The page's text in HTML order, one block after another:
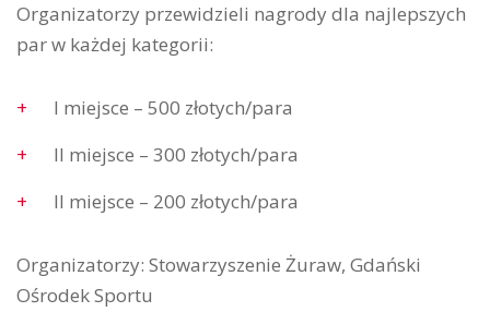
Organizatorzy przewidzieli nagrody dla najlepszych
par w każdej kategorii:
I miejsce – 500 złotych/para
II miejsce – 300 złotych/para
II miejsce – 200 złotych/para
Organizatorzy: Stowarzyszenie Żuraw, Gdański
Ośrodek Sportu